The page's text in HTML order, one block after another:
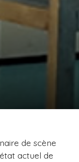
de scène
actuel de